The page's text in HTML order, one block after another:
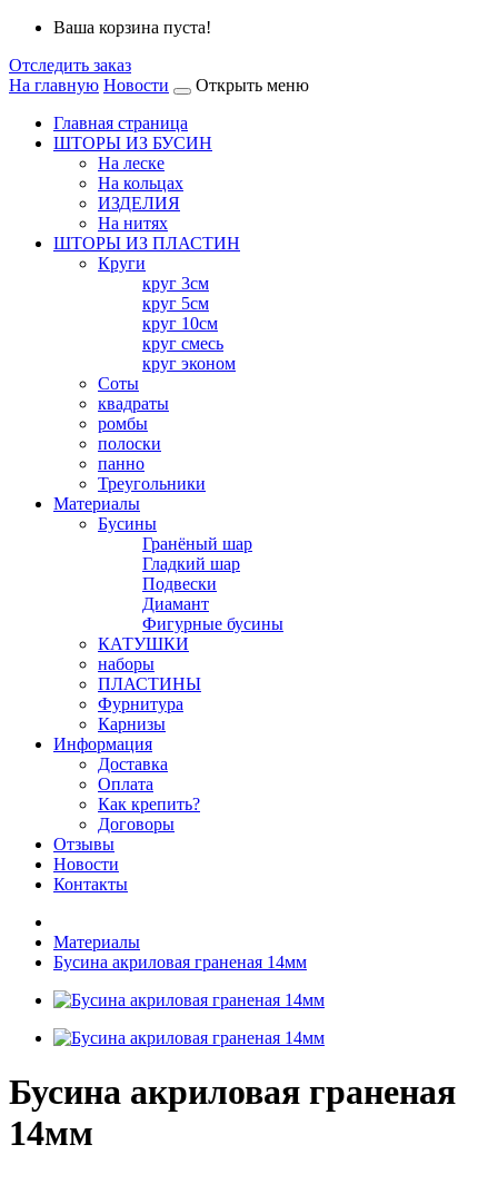
Ваша корзина пуста!
Отследить заказ
На главную Новости
Открыть меню
Главная страница
ШТОРЫ ИЗ БУСИН
На леске
На кольцах
ИЗДЕЛИЯ
На нитях
ШТОРЫ ИЗ ПЛАСТИН
Круги
круг 3см
круг 5см
круг 10см
круг смесь
круг эконом
Соты
квадраты
ромбы
полоски
панно
Треугольники
Материалы
Бусины
Гранёный шар
Гладкий шар
Подвески
Диамант
Фигурные бусины
КАТУШКИ
наборы
ПЛАСТИНЫ
Фурнитура
Карнизы
Информация
Доставка
Оплата
Как крепить?
Договоры
Отзывы
Новости
Контакты
Материалы
Бусина акриловая граненая 14мм
Бусина акриловая граненая
14мм